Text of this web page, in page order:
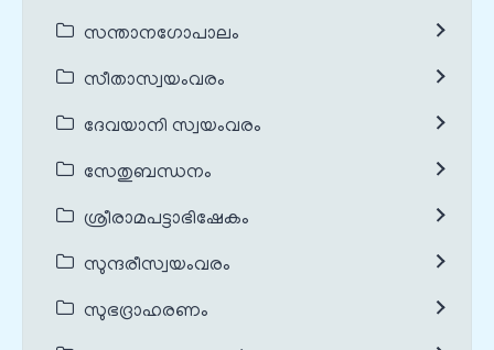
സന്താനഗോപാലം
സീതാസ്വയംവരം
ദേവയാനി സ്വയംവരം
സേതുബന്ധനം
ശ്രീരാമപട്ടാഭിഷേകം
സുന്ദരീസ്വയംവരം
സുഭദ്രാഹരണം